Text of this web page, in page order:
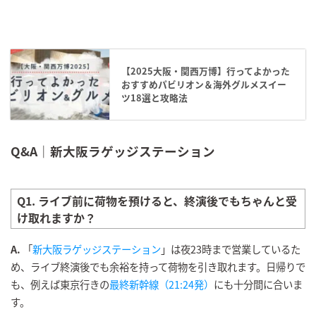
【2025大阪・関西万博】行ってよかった
おすすめパビリオン＆海外グルメスイー
ツ18選と攻略法
Q&A｜ 新大阪ラゲッジステーション
Q1. ライブ前に荷物を預けると、終演後でもちゃんと受
け取れますか？
A. 「新大阪ラゲッジステーション」は夜23時まで営業しているた
め、ライブ終演後でも余裕を持って荷物を引き取れます。日帰りで
も、例えば東京行きの最終新幹線（21:24発） にも十分間に合いま
す。